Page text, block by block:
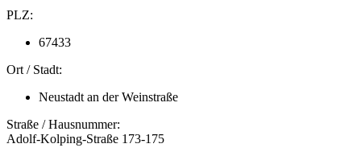
PLZ:
67433
Ort / Stadt:
Neustadt an der Weinstraße
Straße / Hausnummer:
Adolf-Kolping-Straße 173-175